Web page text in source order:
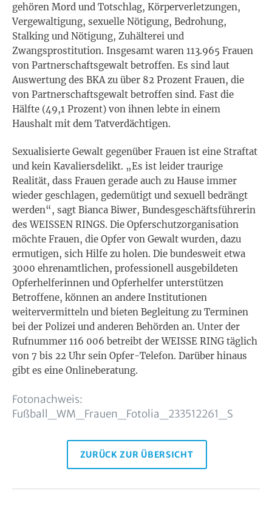
gehören Mord und Totschlag, Körperverletzungen,
Vergewaltigung, sexuelle Nötigung, Bedrohung,
Stalking und Nötigung, Zuhälterei und
Zwangsprostitution. Insgesamt waren 113.965 Frauen
von Partnerschaftsgewalt betroffen. Es sind laut
Auswertung des BKA zu über 82 Prozent Frauen, die
von Partnerschaftsgewalt betroffen sind. Fast die
Hälfte (49,1 Prozent) von ihnen lebte in einem
Haushalt mit dem Tatverdächtigen.
Sexualisierte Gewalt gegenüber Frauen ist eine Straftat
und kein Kavaliersdelikt. „Es ist leider traurige
Realität, dass Frauen gerade auch zu Hause immer
wieder geschlagen, gedemütigt und sexuell bedrängt
werden“, sagt Bianca Biwer, Bundesgeschäftsführerin
des WEISSEN RINGS. Die Opferschutzorganisation
möchte Frauen, die Opfer von Gewalt wurden, dazu
ermutigen, sich Hilfe zu holen. Die bundesweit etwa
3000 ehrenamtlichen, professionell ausgebildeten
Opferhelferinnen und Opferhelfer unterstützen
Betroffene, können an andere Institutionen
weitervermitteln und bieten Begleitung zu Terminen
bei der Polizei und anderen Behörden an. Unter der
Rufnummer 116 006 betreibt der WEISSE RING täglich
von 7 bis 22 Uhr sein Opfer-Telefon. Darüber hinaus
gibt es eine Onlineberatung.
Fotonachweis:
Fußball_WM_Frauen_Fotolia_233512261_S
ZURÜCK ZUR ÜBERSICHT